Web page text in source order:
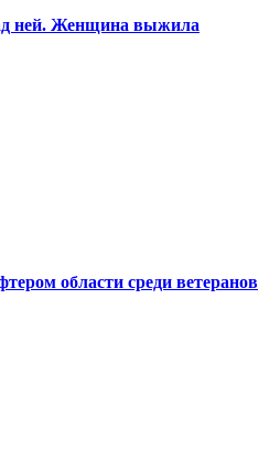
ней. Женщина выжила
области среди ветеранов